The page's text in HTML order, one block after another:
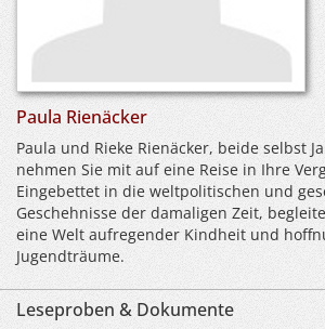
Paula Rienäcker
Paula und Rieke Rienäcker, beide selbst
nehmen Sie mit auf eine Reise in Ihre
Eingebettet in die weltpolitischen und
Geschehnisse der damaligen Zeit,
eine Welt aufregender Kindheit und
Jugendträume.
Leseproben & Dokumente